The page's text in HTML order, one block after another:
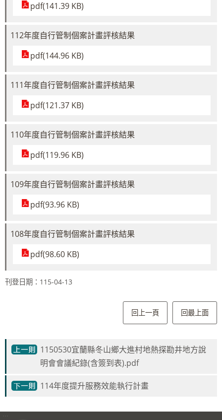
pdf(141.39 KB)
112年度自行管制個案計畫評核結果
pdf(144.96 KB)
111年度自行管制個案計畫評核結果
pdf(121.37 KB)
110年度自行管制個案計畫評核結果
pdf(119.96 KB)
109年度自行管制個案計畫評核結果
pdf(93.96 KB)
108年度自行管制個案計畫評核結果
pdf(98.60 KB)
刊登日期：115-04-13
回上一頁 回最上面
1150530宜蘭縣冬山鄉大進村地熱探勘井地方說
明會會議紀錄(含簽到表).pdf
114年度提升服務效能執行計畫